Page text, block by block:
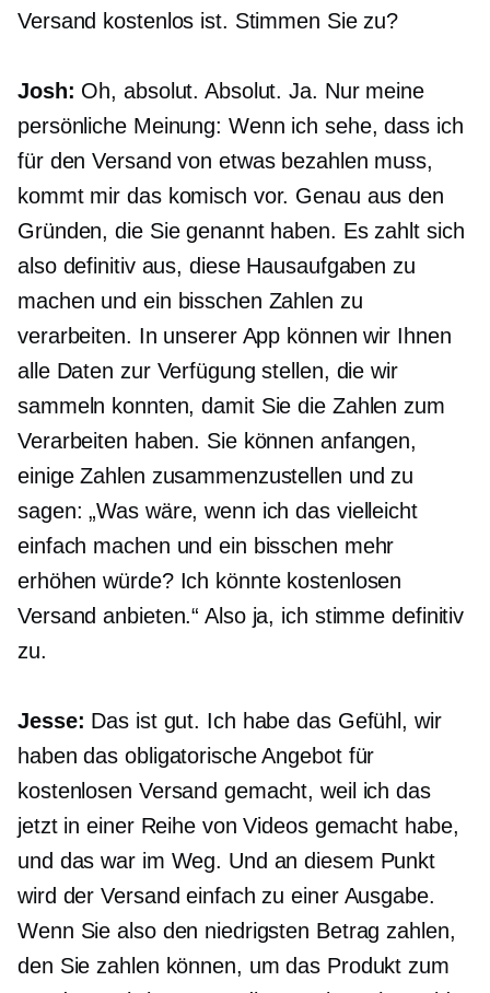
Versand kostenlos ist. Stimmen Sie zu?
Josh: Oh, absolut. Absolut. Ja. Nur meine
persönliche Meinung: Wenn ich sehe, dass ich
für den Versand von etwas bezahlen muss,
kommt mir das komisch vor. Genau aus den
Gründen, die Sie genannt haben. Es zahlt sich
also definitiv aus, diese Hausaufgaben zu
machen und ein bisschen Zahlen zu
verarbeiten. In unserer App können wir Ihnen
alle Daten zur Verfügung stellen, die wir
sammeln konnten, damit Sie die Zahlen zum
Verarbeiten haben. Sie können anfangen,
einige Zahlen zusammenzustellen und zu
sagen: „Was wäre, wenn ich das vielleicht
einfach machen und ein bisschen mehr
erhöhen würde? Ich könnte kostenlosen
Versand anbieten.“ Also ja, ich stimme definitiv
zu.
Jesse: Das ist gut. Ich habe das Gefühl, wir
haben das obligatorische Angebot für
kostenlosen Versand gemacht, weil ich das
jetzt in einer Reihe von Videos gemacht habe,
und das war im Weg. Und an diesem Punkt
wird der Versand einfach zu einer Ausgabe.
Wenn Sie also den niedrigsten Betrag zahlen,
den Sie zahlen können, um das Produkt zum